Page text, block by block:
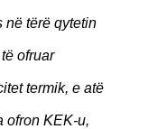
në tërë qytetin
ofruar
termik, e atë
ofron KEK-u,